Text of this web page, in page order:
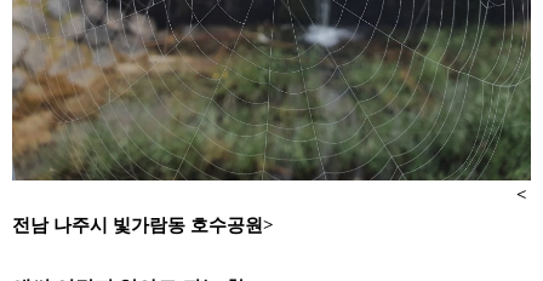
<
전남 나주시 빛가람동 호수공원>